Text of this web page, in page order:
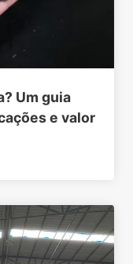
Um guia
e valor